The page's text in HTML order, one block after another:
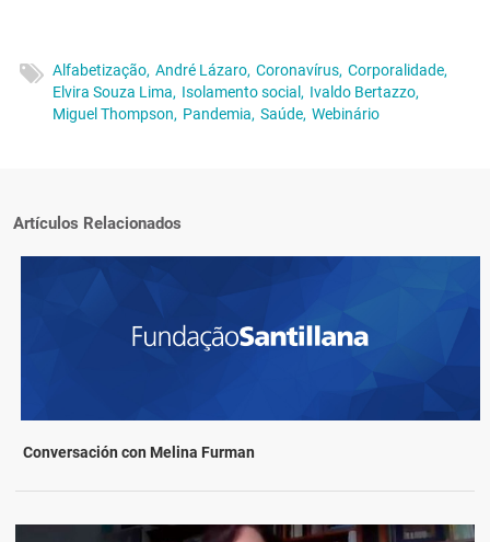
Alfabetização, André Lázaro, Coronavírus, Corporalidade,
Elvira Souza Lima, Isolamento social, Ivaldo Bertazzo,
Miguel Thompson, Pandemia, Saúde, Webinário
Artículos Relacionados
Conversación con Melina Furman